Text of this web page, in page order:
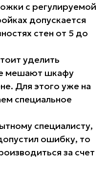
с регулируемой
допускается
стен от 5 до
уделить
мешают шкафу
Для этого уже на
специальное
специалисту,
ошибку, то
за счет